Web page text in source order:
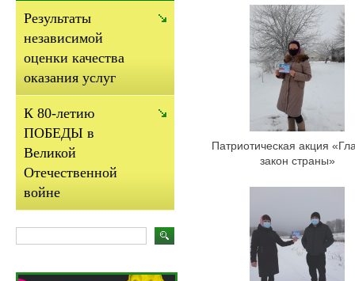
Патриотическая акция
закон страны»
Результаты
независимой
оценки качества
оказания услуг
К 80-летию
ПОБЕДЫ в
Великой
Отечественной
войне